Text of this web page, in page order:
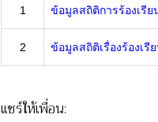
1 ข้อมูลสถิติการร้องเรีย
2 ข้อมูลสถิติเรื่องร้องเ
แชร์ให้เพื่อน: